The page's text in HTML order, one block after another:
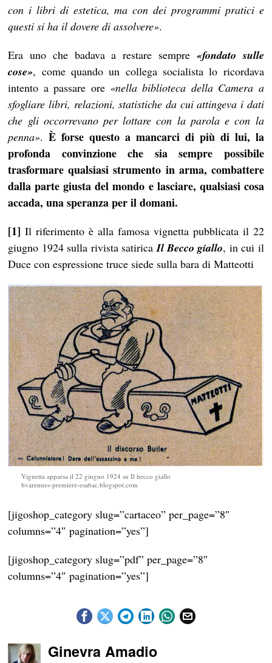
con i libri di estetica, ma con dei programmi pratici e
questi si ha il dovere di assolvere».
Era uno che badava a restare sempre «fondato sulle
cose», come quando un collega socialista lo ricordava
intento a passare ore «nella biblioteca della Camera a
sfogliare libri, relazioni, statistiche da cui attingeva i dati
che gli occorrevano per lottare con la parola e con la
penna».È forse questo a mancarci di più di lui, la
profonda convinzione che sia sempre possibile
trasformare qualsiasi strumento in arma, combattere
dalla parte giusta del mondo e lasciare, qualsiasi cosa
accada, una speranza per il domani.
[1] Il riferimento è alla famosa vignetta pubblicata il 22
giugno 1924 sulla rivista satiricaIl Becco giallo, in cui il
Duce con espressione truce siede sulla bara di Matteotti
Vignetta apparsa il 22 giugno 1924 su Il becco giallo
bvarennes-premiere-esabac.blogspot.com
[jigoshop_category slug=”cartaceo” per_page=”8″
columns=”4″ pagination=”yes”]
[jigoshop_category slug=”pdf” per_page=”8″
columns=”4″ pagination=”yes”]
Ginevra Amadio